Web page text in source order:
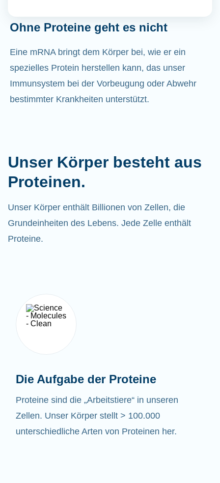
Ohne Proteine geht es nicht
Eine mRNA bringt dem Körper bei, wie er ein
spezielles Protein herstellen kann, das unser
Immunsystem bei der Vorbeugung oder Abwehr
bestimmter Krankheiten unterstützt.
Unser Körper besteht aus
Proteinen.
Unser Körper enthält Billionen von Zellen, die
Grundeinheiten des Lebens. Jede Zelle enthält
Proteine.
Die Aufgabe der Proteine
Proteine sind die „Arbeitstiere“ in unseren
Zellen. Unser Körper stellt > 100.000
unterschiedliche Arten von Proteinen her.